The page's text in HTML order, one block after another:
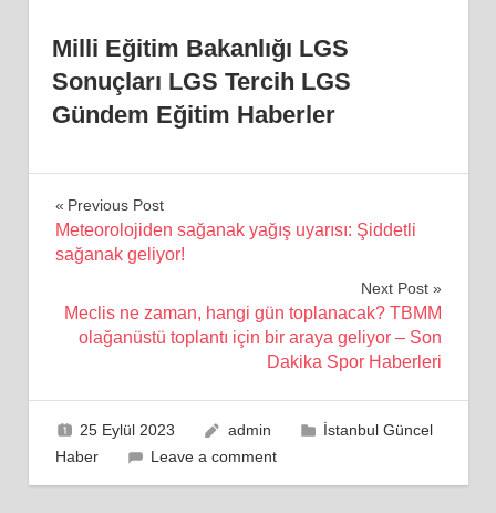
Milli Eğitim Bakanlığı LGS
Sonuçları LGS Tercih LGS
Gündem Eğitim Haberler
Yazı
gezinmesi
Previous Post
Meteorolojiden sağanak yağış uyarısı: Şiddetli
sağanak geliyor!
Next Post
Meclis ne zaman, hangi gün toplanacak? TBMM
olağanüstü toplantı için bir araya geliyor – Son
Dakika Spor Haberleri
25 Eylül 2023 admin
İstanbul Güncel
Haber
Leave a comment